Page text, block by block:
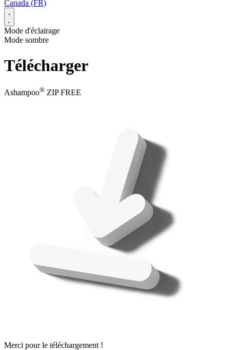
Canada (FR)
Mode d'éclairage
Mode sombre
Télécharger
Ashampoo® ZIP FREE
Merci pour le téléchargement !